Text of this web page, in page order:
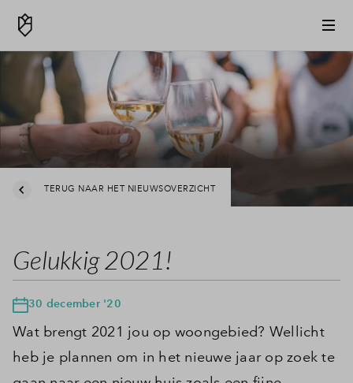
TERUG NAAR HET NIEUWSOVERZICHT
Gelukkig 2021!
30 december '20
Wat brengt 2021 jou op woongebied? Wellicht
heb je plannen om in het nieuwe jaar op zoek te